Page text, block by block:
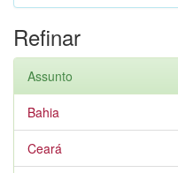
Refinar
Assunto
Bahia
Ceará